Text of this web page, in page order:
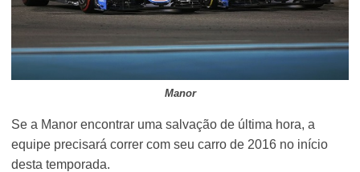
Manor
Se a Manor encontrar uma salvação de última hora, a
equipe precisará correr com seu carro de 2016 no início
desta temporada.